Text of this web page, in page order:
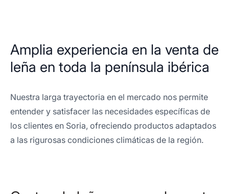
Amplia experiencia en la venta de
leña en toda la península ibérica
Nuestra larga trayectoria en el mercado nos permite
entender y satisfacer las necesidades específicas de
los clientes en Soria, ofreciendo productos adaptados
a las rigurosas condiciones climáticas de la región.